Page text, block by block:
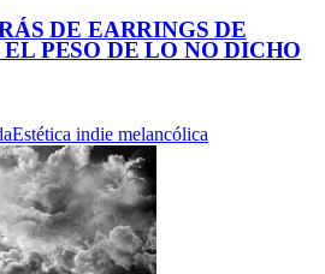
DE EARRINGS DE
PESO DE LO NO DICHO
Estética indie melancólica